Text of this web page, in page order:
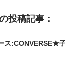
投稿記事：
ス:CONVERSE★